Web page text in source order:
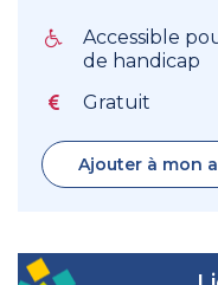
Accessible
de handicap
Gratuit
Ajouter à mon